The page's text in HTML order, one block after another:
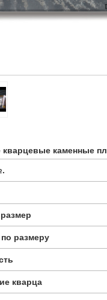
каменные
размеру
кварца